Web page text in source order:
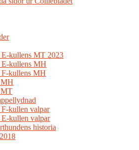
kullens MT 2023
kullens MH
kullens MH
MH
MT
kullen valpar
kullen valpar
historia